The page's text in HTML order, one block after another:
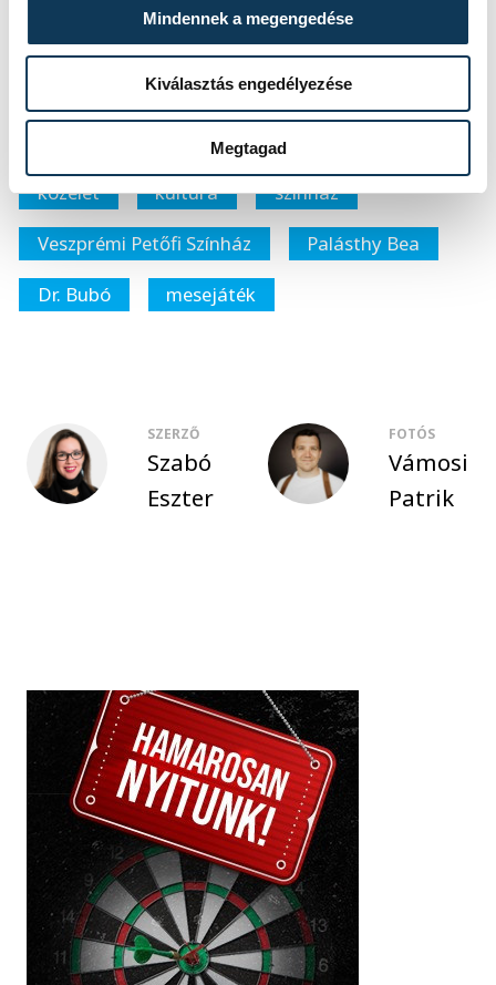
Mindennek a megengedése
Kiválasztás engedélyezése
Megtagad
érdekel. Ezért érdemes csinálni.”
Az előadásról bővebbenittolvashat.
közélet kultúra
színház
Veszprémi Petőfi Színház
Palásthy Bea
Dr. Bubó
mesejáték
SZERZŐ
Szabó
Eszter
FOTÓS
Vámosi
Patrik